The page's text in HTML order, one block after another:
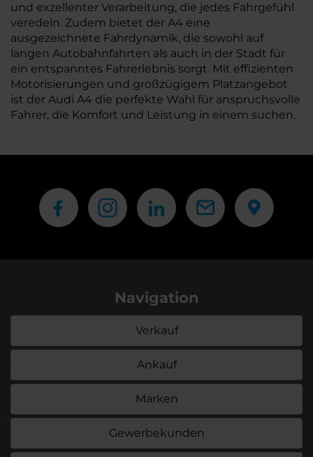
und exzellenter Verarbeitung, die jedes Fahrgefühl
veredeln. Zudem bietet der A4 eine
ausgezeichnete Fahrdynamik, die sowohl auf
langen Autobahnfahrten als auch in der Stadt für
ein entspanntes Fahrerlebnis sorgt. Mit effizienten
Motorisierungen und großzügigem Platzangebot
ist der Audi A4 die perfekte Wahl für anspruchsvolle
Fahrer, die Komfort und Leistung in einem suchen.
Navigation
Verkauf
Ankauf
Marken
Gewerbekunden